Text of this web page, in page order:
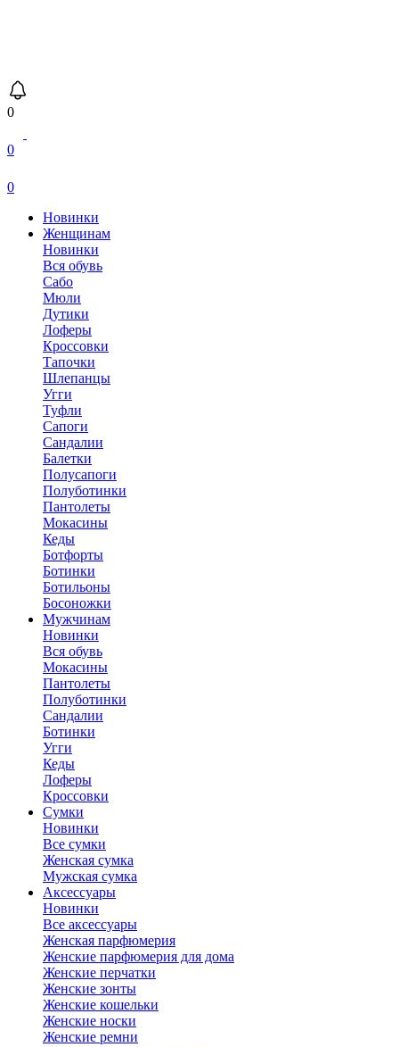
0
0
0
Новинки
Женщинам
Новинки
Вся обувь
Сабо
Мюли
Дутики
Лоферы
Кроссовки
Тапочки
Шлепанцы
Угги
Туфли
Сапоги
Сандалии
Балетки
Полусапоги
Полуботинки
Пантолеты
Мокасины
Кеды
Ботфорты
Ботинки
Ботильоны
Босоножки
Мужчинам
Новинки
Вся обувь
Мокасины
Пантолеты
Полуботинки
Сандалии
Ботинки
Угги
Кеды
Лоферы
Кроссовки
Сумки
Новинки
Все сумки
Женская сумка
Мужская сумка
Аксессуары
Новинки
Все аксессуары
Женская парфюмерия
Женские парфюмерия для дома
Женские перчатки
Женские зонты
Женские кошельки
Женские носки
Женские ремни